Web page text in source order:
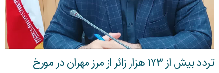
تردد بیش از ۱۷۳ هزار زائر از مرز مهران در مورخ